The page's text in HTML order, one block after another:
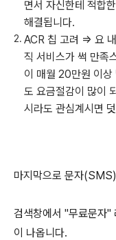
면서 자신한테 적합
해결됩니다.
ACR 칩 고려 => 요
직 서비스가 썩 만족
이 매월 20만원 이상
도 요금절감이 많이
시라도 관심계시면
마지막으로 문자
검색창에서 "무료문자"
이 나옵니다.